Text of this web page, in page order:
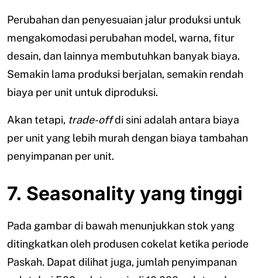
Perubahan dan penyesuaian jalur produksi untuk
mengakomodasi perubahan model, warna, fitur
desain, dan lainnya membutuhkan banyak biaya.
Semakin lama produksi berjalan, semakin rendah
biaya per unit untuk diproduksi.
Akan tetapi, trade-offdi sini adalah antara biaya
per unit yang lebih murah dengan biaya tambahan
penyimpanan per unit.
7. Seasonality yang tinggi
Pada gambar di bawah menunjukkan stok yang
ditingkatkan oleh produsen cokelat ketika periode
Paskah. Dapat dilihat juga, jumlah penyimpanan